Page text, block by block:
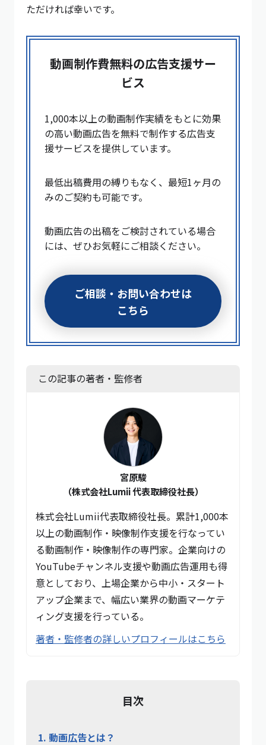
ただければ幸いです。
動画制作費無料の広告支援サー
ビス
1,000本以上の動画制作実績をもとに効果
の高い動画広告を無料で制作する広告支
援サービスを提供しています。
最低出稿費用の縛りもなく、最短1ヶ月の
みのご契約も可能です。
動画広告の出稿をご検討されている場合
には、ぜひお気軽にご相談ください。
ご相談・お問い合わせは
こちら
この記事の著者・監修者
宮原駿
（株式会社Lumii 代表取締役社長）
株式会社Lumii代表取締役社長。累計1,000本
以上の動画制作・映像制作支援を行なってい
る動画制作・映像制作の専門家。企業向けの
YouTubeチャンネル支援や動画広告運用も得
意としており、上場企業から中小・スタート
アップ企業まで、幅広い業界の動画マーケテ
ィング支援を行っている。
著者・監修者の詳しいプロフィールはこちら
目次
1. 動画広告とは？